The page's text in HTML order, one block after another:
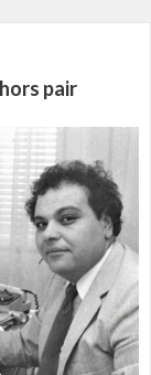
pair